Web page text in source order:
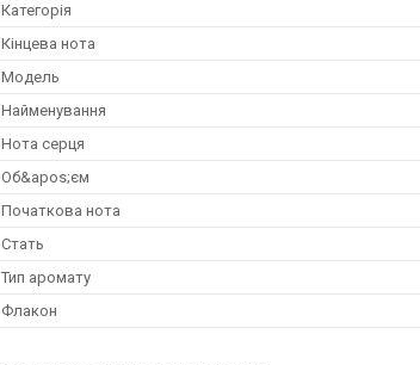
Категорія
Кінцева нота
Мoдель
Найменування
Нота серця
Об&apos;єм
Початкова нота
Стать
Тип аромату
Флакон